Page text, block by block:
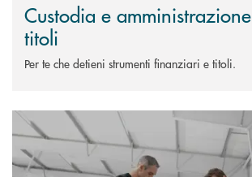
Custodia e amministrazione
titoli
Per te che detieni strumenti finanziari e titoli.
Scopri di più Soluzioni di investimento PIR